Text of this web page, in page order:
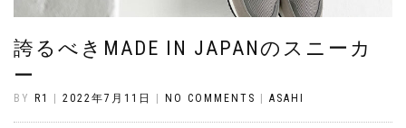
誇るべきMADE IN JAPANのスニーカ
ー
BY R1 | 2022年7月11日 | NO COMMENTS | ASAHI